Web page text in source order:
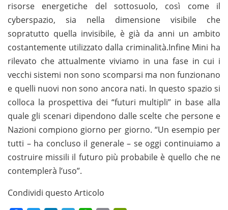
risorse energetiche del sottosuolo, così come il
cyberspazio, sia nella dimensione visibile che
sopratutto quella invisibile, è già da anni un ambito
costantemente utilizzato dalla criminalità.Infine Mini ha
rilevato che attualmente viviamo in una fase in cui i
vecchi sistemi non sono scomparsi ma non funzionano
e quelli nuovi non sono ancora nati. In questo spazio si
colloca la prospettiva dei “futuri multipli” in base alla
quale gli scenari dipendono dalle scelte che persone e
Nazioni compiono giorno per giorno. “Un esempio per
tutti – ha concluso il generale – se oggi continuiamo a
costruire missili il futuro più probabile è quello che ne
contemplerà l’uso”.
Condividi questo Articolo